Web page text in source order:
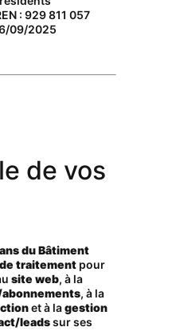
: 929 811 057
09/2025
de vos
du Bâtiment
traitement pour
site web, à la
, à la
et à lagestion
leadssur ses